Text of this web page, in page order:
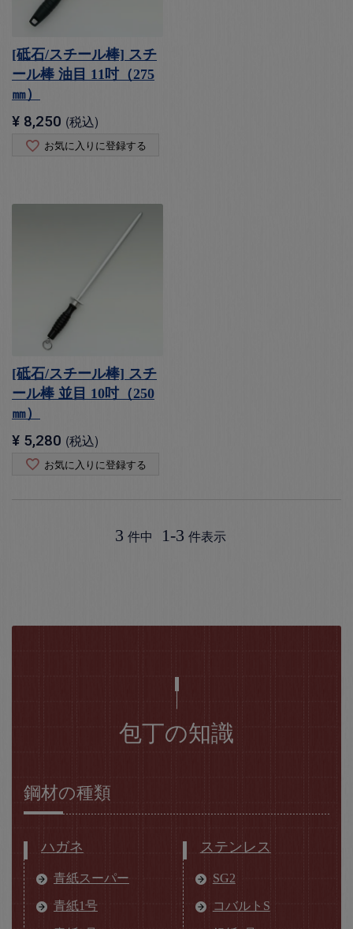
[砥石/スチール棒] スチ
ール棒 油目 11吋（275
㎜）
¥ 8,250 税込
お気に入りに登録する
[砥石/スチール棒] スチ
ール棒 並目 10吋（250
㎜）
¥ 5,280 税込
お気に入りに登録する
3 件中 1 -3 件表示
包丁の知識
鋼材の種類
ハガネ
青紙スーパー
青紙1号
ステンレス
SG2
コバルトS